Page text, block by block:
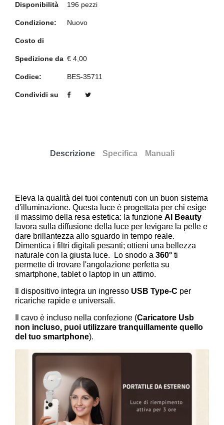
Disponibilità 196 pezzi
Condizione: Nuovo
Costo di
Spedizione da € 4,00
Codice: BES-35711
Condividi su
Descrizione Specifica Manuali
Eleva la qualità dei tuoi contenuti con un buon sistema
d'illuminazione. Questa luce è progettata per chi esige
il massimo della resa estetica: la funzione AI Beauty
lavora sulla diffusione della luce per levigare la pelle e
dare brillantezza allo sguardo in tempo reale.
Dimentica i filtri digitali pesanti; ottieni una bellezza
naturale con la giusta luce.
Lo snodo a 360° ti
permette di trovare l'angolazione perfetta su
smartphone, tablet o laptop in un attimo.
Il dispositivo integra un ingresso USB Type-C per
ricariche rapide e universali.
Il cavo è incluso nella confezione (Caricatore Usb
non incluso, puoi utilizzare tranquillamente quello
del tuo smartphone).